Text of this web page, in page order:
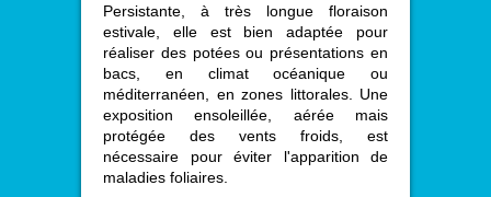
Persistante, à très longue floraison
estivale, elle est bien adaptée pour
réaliser des potées ou présentations en
bacs, en climat océanique ou
méditerranéen, en zones littorales. Une
exposition ensoleillée, aérée mais
protégée des vents froids, est
nécessaire pour éviter l'apparition de
maladies foliaires.